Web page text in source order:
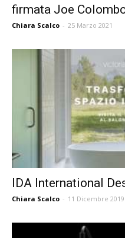
firmata Joe
Chiara Scalco - 25 Marzo 2021
IDA International
Chiara Scalco - 11 Dicembre 2019